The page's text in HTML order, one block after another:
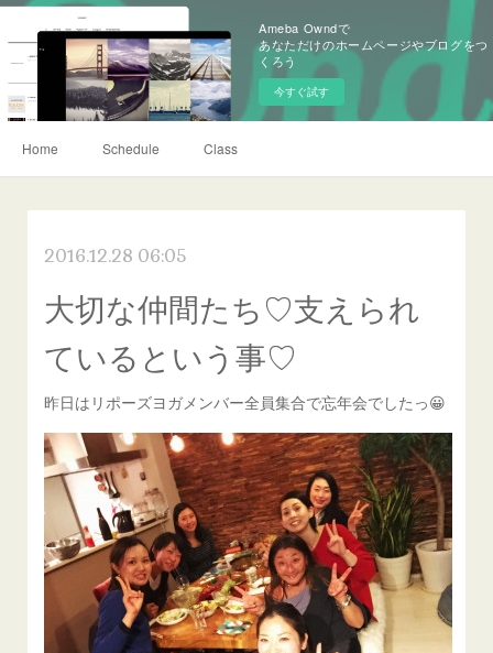
Ameba Owndで
あなただけのホームページやブログをつ
くろう
今すぐ試す
Home Schedule Class
2016.12.28 06:05
大切な仲間たち♡支えられ
ているという事♡
昨日はリポーズヨガメンバー全員集合で忘年会でしたっ😀